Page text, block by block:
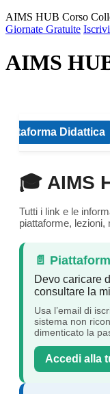
AIMS HUB Corso
Giornate Gratuite
AIMS
Didattica
🎓 AIMS
Tutti i link e le
piattaforme, lezioni,
📄
Devo caricare
consultare la
Usa l’email di
sistema non
dimenticato la
Accedi alla